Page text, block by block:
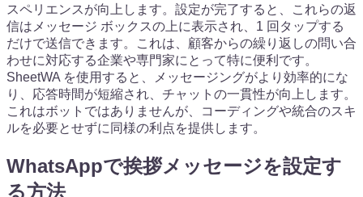
スペリエンスが向上します。設定が完了すると、これらの返
信はメッセージ ボックスの上に表示され、1 回タップする
だけで送信できます。これは、顧客からの繰り返しの問い合
わせに対応する企業や専門家にとって特に便利です。
SheetWA を使用すると、メッセージングがより効率的にな
り、応答時間が短縮され、チャットの一貫性が向上します。
これはボットではありませんが、コーディングや統合のスキ
ルを必要とせずに同様の利点を提供します。
WhatsAppで挨拶メッセージを設定す
る方法